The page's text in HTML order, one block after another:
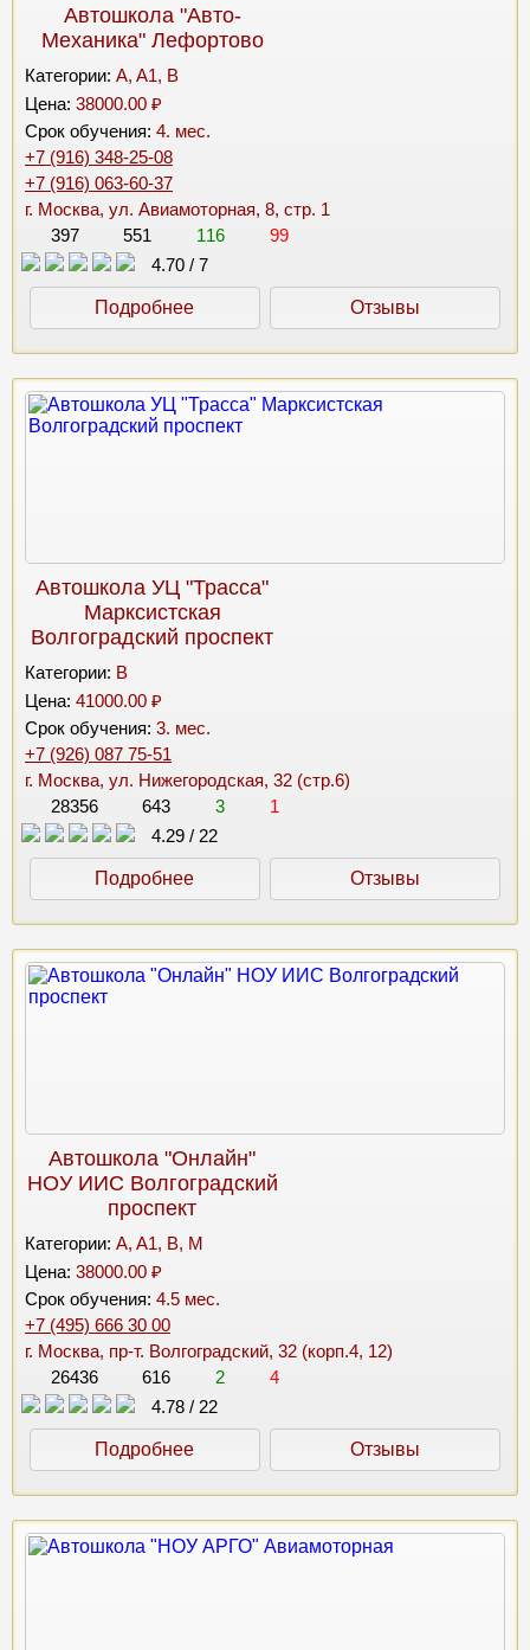
Автошкола "Авто-
Механика" Лефортово
Категории: A, A1, B
Цена: 38000.00 ₽
Срок обучения: 4. мес.
+7 (916) 348-25-08
+7 (916) 063-60-37
г. Москва, ул. Авиамоторная, 8, стр. 1
397
551 116
99
4.70 / 7
Подробнее Отзывы
Автошкола УЦ "Трасса"
Марксистская
Волгоградский проспект
Категории: B
Цена: 41000.00 ₽
Срок обучения: 3. мес.
+7 (926) 087 75-51
г. Москва, ул. Нижегородская, 32 (стр.6)
28356
643 3
1
4.29 / 22
Подробнее Отзывы
Автошкола "Онлайн"
НОУ ИИС Волгоградский
проспект
Категории: A, A1, B, M
Цена: 38000.00 ₽
Срок обучения: 4.5 мес.
+7 (495) 666 30 00
г. Москва, пр-т. Волгоградский, 32 (корп.4, 12)
26436
616 2
4
4.78 / 22
Подробнее Отзывы